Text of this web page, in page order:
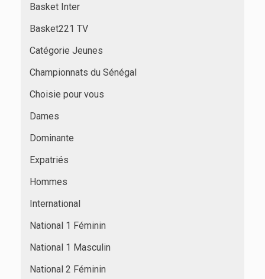
Basket Inter
Basket221 TV
Catégorie Jeunes
Championnats du Sénégal
Choisie pour vous
Dames
Dominante
Expatriés
Hommes
International
National 1 Féminin
National 1 Masculin
National 2 Féminin